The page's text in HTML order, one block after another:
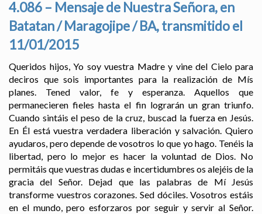
4.086 – Mensaje de Nuestra Señora, en
Batatan / Maragojipe / BA, transmitido el
11/01/2015
Queridos hijos, Yo soy vuestra Madre y vine del Cielo para
deciros que sois importantes para la realización de Mís
planes. Tened valor, fe y esperanza. Aquellos que
permanecieren fieles hasta el fin lograrán un gran triunfo.
Cuando sintáis el peso de la cruz, buscad la fuerza en Jesús.
En Él está vuestra verdadera liberación y salvación. Quiero
ayudaros, pero depende de vosotros lo que yo hago. Tenéis la
libertad, pero lo mejor es hacer la voluntad de Dios. No
permitáis que vuestras dudas e incertidumbres os alejéis de la
gracia del Señor. Dejad que las palabras de Mí Jesús
transforme vuestros corazones. Sed dóciles. Vosotros estáis
en el mundo, pero esforzaros por seguir y servir al Señor.